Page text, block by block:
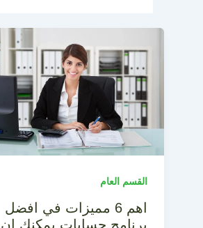
القسم العام
اهم 6 مميزات في افضل
برنامج حسابات يمكنك ان